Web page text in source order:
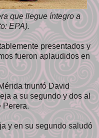
que llegue íntegro a
EPA).
presentados y
fueron aplaudidos en
triunfó David
a su segundo y dos al
Perera.
y en su segundo saludó